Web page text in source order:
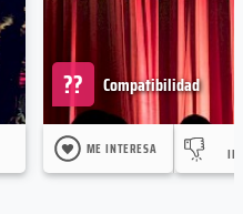
Compatibilidad
??
ME INTERESA